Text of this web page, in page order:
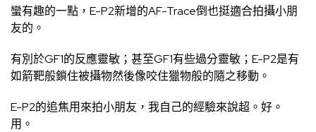
蠻有趣的一點，E-P2新增的AF-Trace倒也挺適合拍攝小朋
友的。
有別於GF1的反應靈敏；甚至GF1有些過分靈敏；E-P2是有
如箭靶般鎖住被攝物然後像咬住獵物般的隨之移動。
E-P2的追焦用來拍小朋友，我自己的經驗來說超。好。
用。